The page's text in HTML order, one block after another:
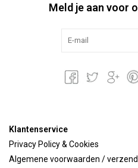
Meld je aan voor
Klantenservice
Privacy Policy & Cookies
Algemene voorwaarden /